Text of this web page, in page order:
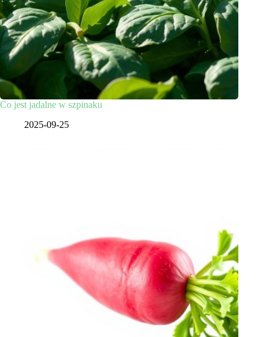
Co jest jadalne w szpinaku
2025-09-25